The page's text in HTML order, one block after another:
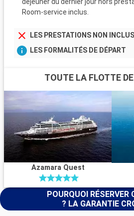
Room-service inclus.
LES PRESTATIONS NON
LES FORMALITÉS DE DÉPART
TOUTE LA FLOTTE
Azamara Quest
POURQUOI RÉSERVER
? LA GARANTIE